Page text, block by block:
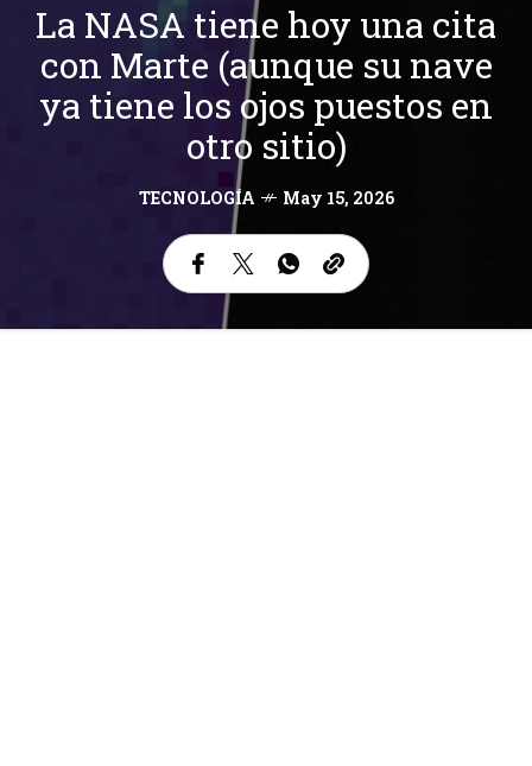
La NASA tiene hoy una cita
con Marte (aunque su nave
ya tiene los ojos puestos en
otro sitio)
TECNOLOGÍA May 15, 2026